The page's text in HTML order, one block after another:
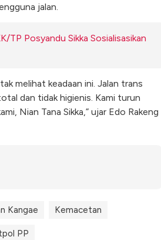
jalan.
TP Posyandu Sikka Sosialisasikan
melihat keadaan ini. Jalan trans
dan tidak higienis. Kami turun
Nian Tana Sikka,” ujar Edo Rakeng
Kangae Kemacetan
PP